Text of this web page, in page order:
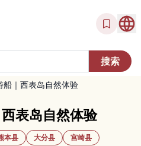
船｜西表岛自然体验
表岛自然体验
本县 大分县
宫崎县